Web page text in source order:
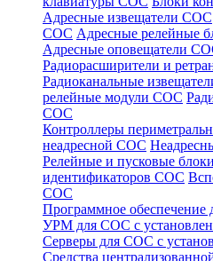
Адресные извещатели СОС
СОС Адресные релейные
Адресные оповещатели
Радиорасширители и
Радиоканальные
релейные модули СОС
СОС
Контроллеры
неадресной СОС
Релейные и пусковые
идентификаторов СОС
СОС
Программное
УРМ для СОС с
Серверы для СОС с
Средства